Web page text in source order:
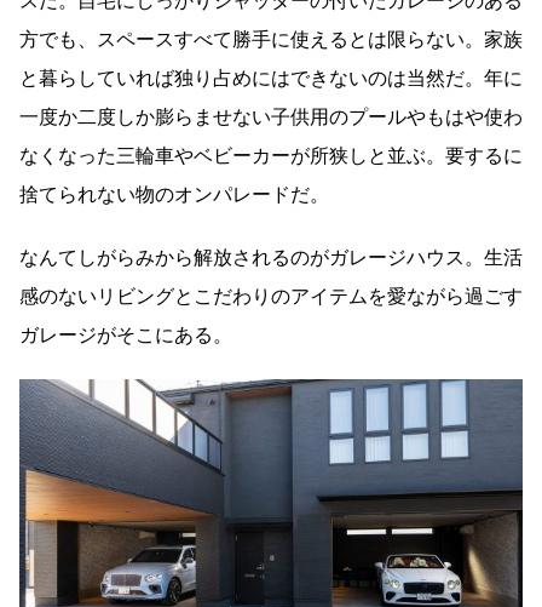
方でも、スペースすべて勝手に使えるとは限らない。家族
と暮らしていれば独り占めにはできないのは当然だ。年に
一度か二度しか膨らませない子供用のプールやもはや使わ
なくなった三輪車やベビーカーが所狭しと並ぶ。要するに
捨てられない物のオンパレードだ。
なんてしがらみから解放されるのがガレージハウス。生活
感のないリビングとこだわりのアイテムを愛ながら過ごす
ガレージがそこにある。